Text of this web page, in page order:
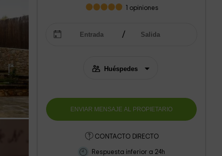
1 opiniones
CONTACTO DIRECTO
Respuesta inferior a 24h